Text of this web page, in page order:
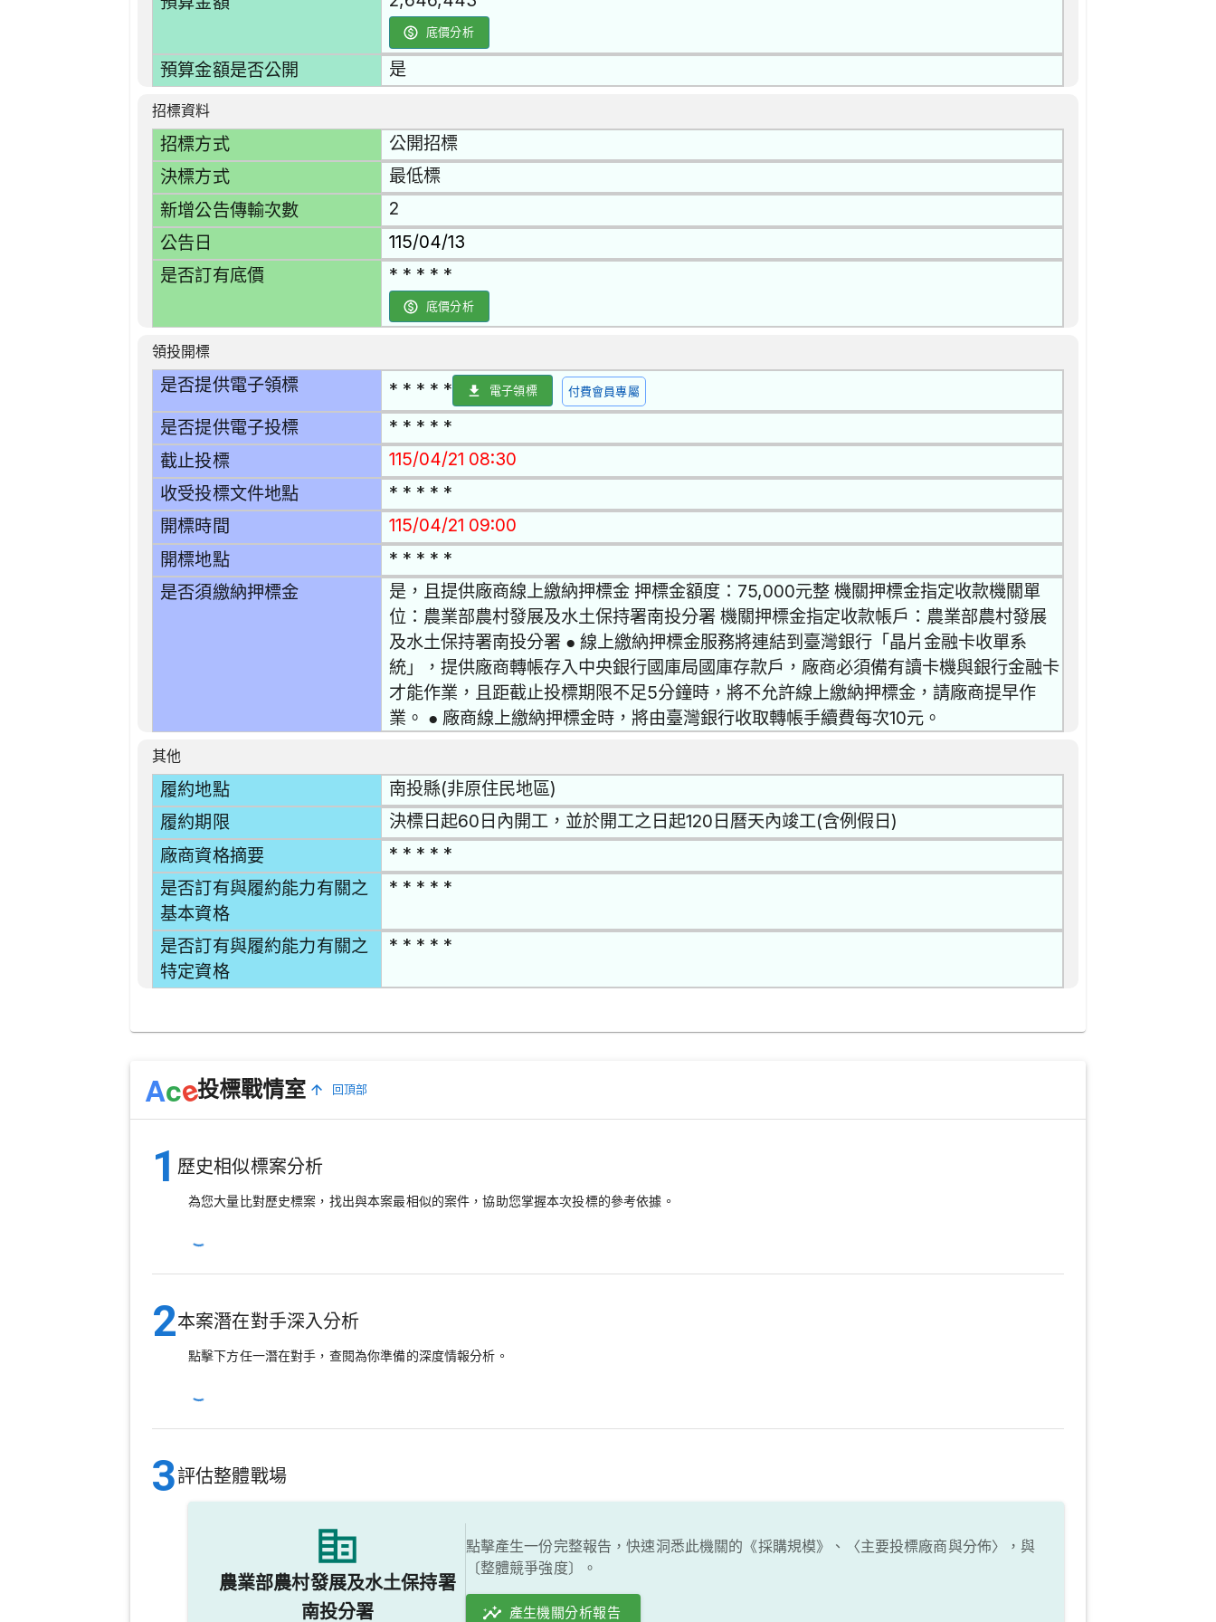
底價分析
預算金額是否公開 是
招標資料
招標方式 公開招標
決標方式 最低標
新增公告傳輸次數 2
公告日 115/04/13
是否訂有底價 * * * * *
底價分析
領投開標
是否提供電子領標 * * * * * 電子領標 付費會員專屬
是否提供電子投標 * * * * *
截止投標 115/04/21 08:30
收受投標文件地點 * * * * *
開標時間 115/04/21 09:00
開標地點 * * * * *
是否須繳納押標金
是，且提供廠商線上繳納押標金 押標金額度：75,000元整 機關押標金指定收款機關單
位：農業部農村發展及水土保持署南投分署 機關押標金指定收款帳戶：農業部農村發展
及水土保持署南投分署 ● 線上繳納押標金服務將連結到臺灣銀行「晶片金融卡收單系
統」，提供廠商轉帳存入中央銀行國庫局國庫存款戶，廠商必須備有讀卡機與銀行金融卡
才能作業，且距截止投標期限不足5分鐘時，將不允許線上繳納押標金，請廠商提早作
業。 ● 廠商線上繳納押標金時，將由臺灣銀行收取轉帳手續費每次10元。
其他
履約地點 南投縣(非原住民地區)
履約期限 決標日起60日內開工，並於開工之日起120日曆天內竣工(含例假日)
廠商資格摘要 * * * * *
是否訂有與履約能力有關之
基本資格
* * * * *
是否訂有與履約能力有關之
特定資格
* * * * *
Ace投標戰情室 回頂部
1 歷史相似標案分析
為您大量比對歷史標案，找出與本案最相似的案件，協助您掌握本次投標的參考依據。
2本案潛在對手深入分析
點擊下方任一潛在對手，查閱為你準備的深度情報分析。
3評估整體戰場
農業部農村發展及水土保持署
南投分署
點擊產生一份完整報告，快速洞悉此機關的《採購規模》、〈主要投標廠商與分佈〉，與
〔整體競爭強度〕。
產生機關分析報告